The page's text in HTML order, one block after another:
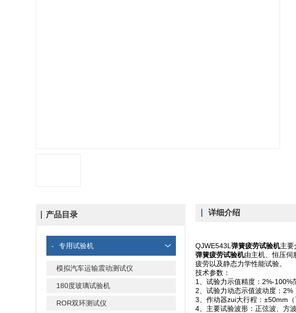
产品目录
- 专用试验机
模拟汽车运输震动测试仪
180度玻璃试验机
ROR双环测试仪
详细介绍
QJWE543L 弹簧疲劳试验机主要
弹簧疲劳试验机由主机、恒压伺
疲劳以及静态力学性能试验。
技术参数：
1、试验力示值精度：2%-100%
2、试验力动态示值波动度：2%
3、作动器zui大行程：±50mm
4、主要试验波形：正弦波、方